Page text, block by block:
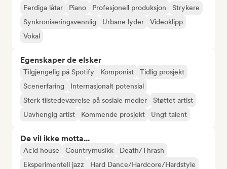
Ferdiga låtar
Piano Profesjonell produksjon
Strykere
Synkroniseringsvennlig
Urbane lyder
Videoklipp
Vokal
Egenskaper de elsker
Tilgjengelig på Spotify Komponist
Tidlig prosjekt
Scenerfaring
Internasjonalt potensial
Sterk tilstedeværelse på sosiale medier
Støttet artist
Uavhengig artist
Kommende prosjekt Ungt talent
De vil ikke motta...
Acid house Countrymusikk
Death/Thrash
Eksperimentell jazz
Hard Dance/Hardcore/Hardstyle